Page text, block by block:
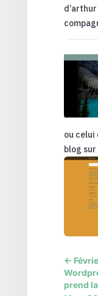
ou
blog sur
←
prend